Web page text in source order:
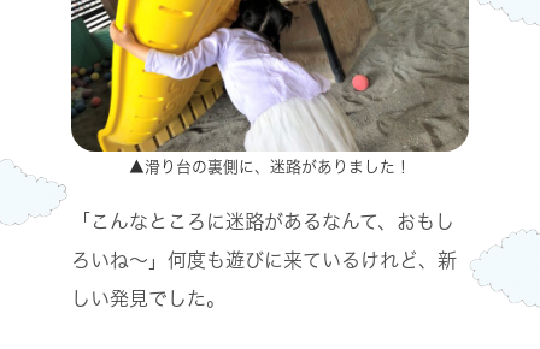
▲滑り台の裏側に、迷路がありました！
「こんなところに迷路があるなんて、おもし
ろいね～」何度も遊びに来ているけれど、新
しい発見でした。